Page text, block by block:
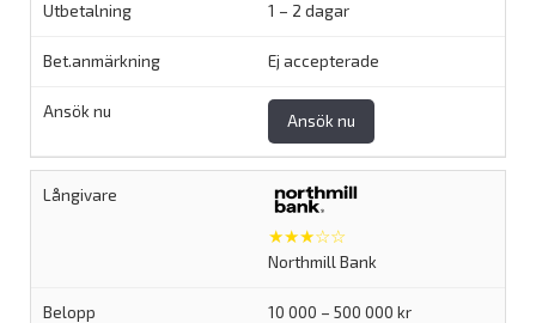
1 – 2 dagar
Ej accepterade
Ansök nu
★★★☆☆
Northmill Bank
10 000 – 500 000 kr